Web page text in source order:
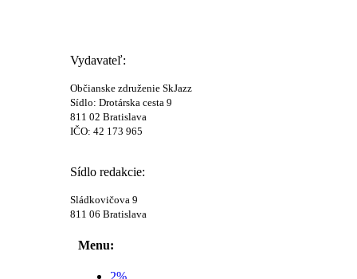
Vydavateľ:
Občianske združenie SkJazz
Sídlo: Drotárska cesta 9
811 02 Bratislava
IČO: 42 173 965
Sídlo redakcie:
Sládkovičova 9
811 06 Bratislava
Menu:
2%